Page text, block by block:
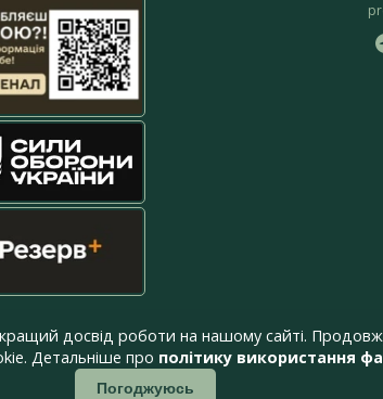
досвід роботи на нашому сайті.
Детальніше про політику використання
Погоджуюсь